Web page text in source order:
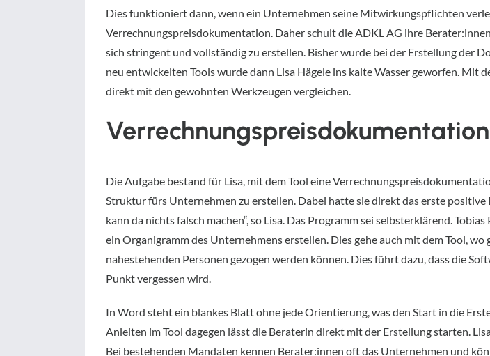
Dies funktioniert dann, wenn ein Unternehmen seine Mitwirkungspflichten
Verrechnungspreisdokumentation. Daher schult die ADKL AG ihre
sich stringent und vollständig zu erstellen. Bisher wurde bei der Erstellung der
neu entwickelten Tools wurde dann Lisa Hägele ins kalte Wasser geworfen.
direkt mit den gewohnten Werkzeugen vergleichen.
Die Aufgabe bestand für Lisa, mit dem Tool eine
Struktur fürs Unternehmen zu erstellen. Dabei hatte sie direkt das erste
kann da nichts falsch machen“, so Lisa. Das Programm sei selbsterklärend.
ein Organigramm des Unternehmens erstellen. Dies gehe auch mit dem Tool,
nahestehenden Personen gezogen werden können. Dies führt dazu, dass die
Punkt vergessen wird.
In Word steht ein blankes Blatt ohne jede Orientierung, was den Start in die
Anleiten im Tool dagegen lässt die Beraterin direkt mit der Erstellung starten.
Bei bestehenden Mandaten kennen Berater:innen oft das Unternehmen und